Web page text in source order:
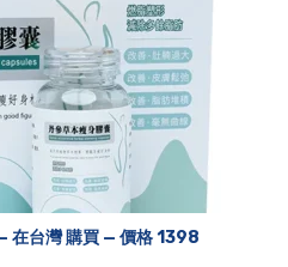
在台灣 購買 — 價格 1398